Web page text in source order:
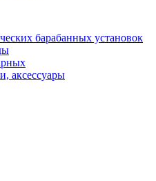
барабанных установок
аксессуары